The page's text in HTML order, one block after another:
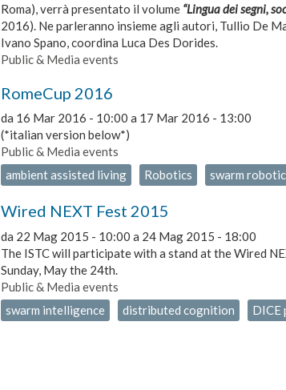
Roma), verrà presentato il volume “Lingua dei segni,
2016). Ne parleranno insieme agli autori, Tullio De
Ivano Spano, coordina Luca Des Dorides.
Public & Media events
RomeCup 2016
da 16 Mar 2016 - 10:00 a 17 Mar 2016 - 13:00
(*italian version below*)
Public & Media events
ambient assisted living
Robotics swarm
Wired NEXT Fest 2015
da 22 Mag 2015 - 10:00 a 24 Mag 2015 - 18:00
The ISTC will participate with a stand at the Wired
Sunday, May the 24th.
Public & Media events
swarm intelligence
distributed cognition DICE